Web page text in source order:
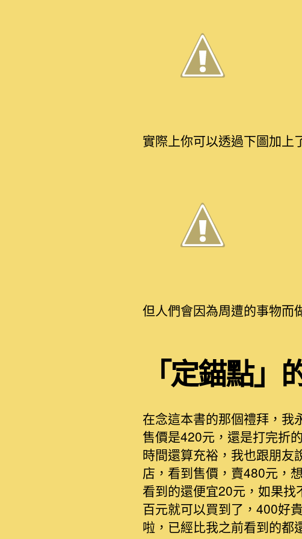
實際上你可以透過下圖加上
但人們會因為周遭的事物而
「定錨點」
在念這本書的那個禮拜，我
售價是420元，還是打完折
時間還算充裕，我也跟朋友
店，看到售價，賣480元，
看到的還便宜20元，如果
百元就可以買到了，400好
啦，已經比我之前看到的都